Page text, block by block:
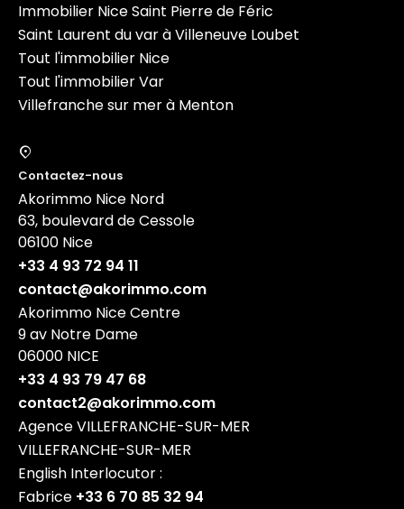
Immobilier Nice Saint Pierre de Féric
Saint Laurent du var à Villeneuve Loubet
Tout l'immobilier Nice
Tout l'immobilier Var
Villefranche sur mer à Menton
Contactez-nous
Akorimmo Nice Nord
63, boulevard de Cessole
06100 Nice
+33 4 93 72 94 11
contact@akorimmo.com
Akorimmo Nice Centre
9 av Notre Dame
06000 NICE
+33 4 93 79 47 68
contact2@akorimmo.com
Agence VILLEFRANCHE-SUR-MER
VILLEFRANCHE-SUR-MER
English Interlocutor :
Fabrice +33 6 70 85 32 94